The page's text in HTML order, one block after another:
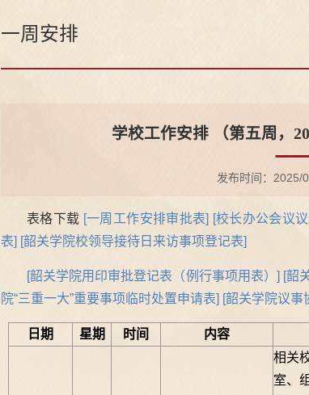
一周安排
学校工作安排 （第五周，
发布时间：2025/
表格下载 [一周工作安排审批表] [校长办公会议
表] [韶关学院校领导接待日来访事项登记表]
[韶关学院用印审批登记表（例行事项用表）] [韶
院“三重一大”重要事项临时处置申请表] [韶关学院议事
日期 星期 时间 内容
相关
室、